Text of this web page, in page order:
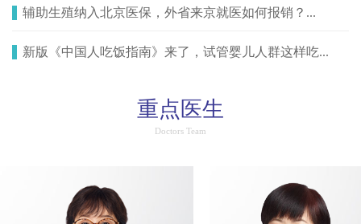
辅助生殖纳入北京医保，外省来京就医如何报销？...
新版《中国人吃饭指南》来了，试管婴儿人群这样吃...
重点医生
Doctors Team